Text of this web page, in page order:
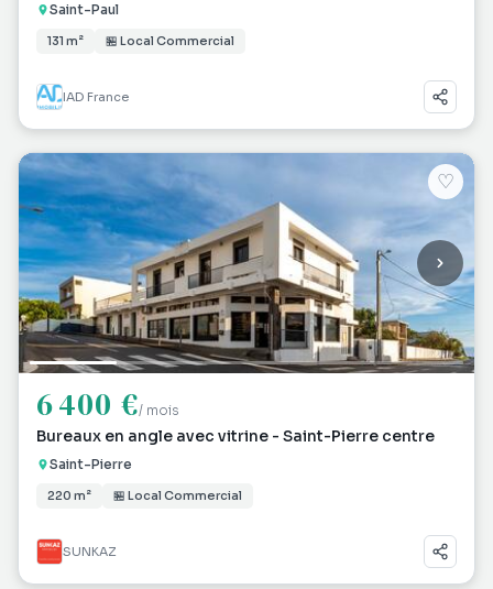
Saint-Paul
131 m² 🏪 Local Commercial
IAD France
♡
6 400 €/ mois
Bureaux en angle avec vitrine - Saint-Pierre centre
Saint-Pierre
220 m² 🏪 Local Commercial
SUNKAZ